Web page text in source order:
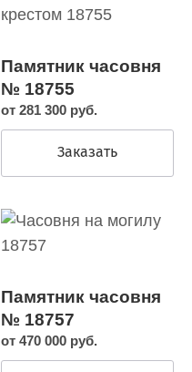
Памятник часовня
№ 18755
от 281 300 руб.
Заказать
Памятник часовня
№ 18757
от 470 000 руб.